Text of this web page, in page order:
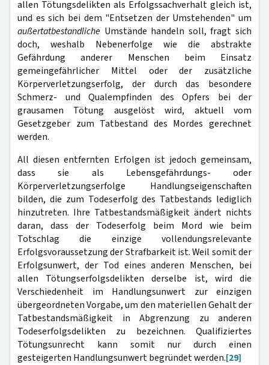
allen Tötungsdelikten als Erfolgssachverhalt gleich ist,
und es sich bei dem "Entsetzen der Umstehenden" um
außertatbestandliche Umstände handeln soll, fragt sich
doch, weshalb Nebenerfolge wie die abstrakte
Gefährdung anderer Menschen beim Einsatz
gemeingefährlicher Mittel oder der zusätzliche
Körperverletzungserfolg, der durch das besondere
Schmerz- und Qualempfinden des Opfers bei der
grausamen Tötung ausgelöst wird, aktuell vom
Gesetzgeber zum Tatbestand des Mordes gerechnet
werden.
All diesen entfernten Erfolgen ist jedoch gemeinsam,
dass sie als Lebensgefährdungs- oder
Körperverletzungserfolge Handlungseigenschaften
bilden, die zum Todeserfolg des Tatbestands lediglich
hinzutreten. Ihre Tatbestandsmäßigkeit ändert nichts
daran, dass der Todeserfolg beim Mord wie beim
Totschlag die einzige vollendungsrelevante
Erfolgsvoraussetzung der Strafbarkeit ist. Weil somit der
Erfolgsunwert, der Tod eines anderen Menschen, bei
allen Tötungserfolgsdelikten derselbe ist, wird die
Verschiedenheit im Handlungsunwert zur einzigen
übergeordneten Vorgabe, um den materiellen Gehalt der
Tatbestandsmäßigkeit in Abgrenzung zu anderen
Todeserfolgsdelikten zu bezeichnen. Qualifiziertes
Tötungsunrecht kann somit nur durch einen
gesteigerten Handlungsunwert begründet werden.[29]